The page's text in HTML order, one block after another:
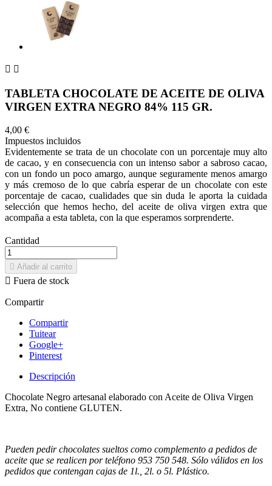
 
TABLETA CHOCOLATE DE ACEITE DE OLIVA
VIRGEN EXTRA NEGRO 84% 115 GR.
4,00 €
Impuestos incluidos
Evidentemente se trata de un chocolate con un porcentaje muy alto
de cacao, y en consecuencia con un intenso sabor a sabroso cacao,
con un fondo un poco amargo, aunque seguramente menos amargo
y más cremoso de lo que cabría esperar de un chocolate con este
porcentaje de cacao, cualidades que sin duda le aporta la cuidada
selección que hemos hecho, del aceite de oliva virgen extra que
acompaña a esta tableta, con la que esperamos sorprenderte.
Cantidad
 Añadir al carrito
 Fuera de stock
Compartir
Compartir
Tuitear
Google+
Pinterest
Descripción
Chocolate Negro artesanal elaborado con Aceite de Oliva Virgen
Extra, No contiene GLUTEN.
Pueden pedir chocolates sueltos como complemento a pedidos de
aceite que se realicen por teléfono 953 750 548. Sólo válidos en los
pedidos que contengan cajas de 1l., 2l. o 5l. Plástico.